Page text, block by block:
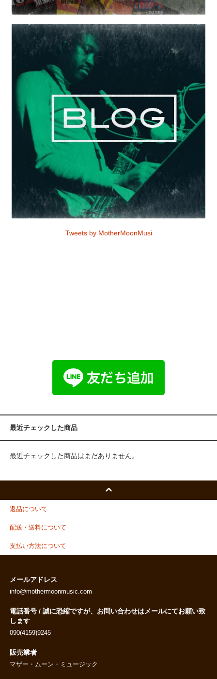
Tweets by MotherMoonMusi
最近チェックした商品
最近チェックした商品はまだありません。
返品について
配送・送料について
支払い方法について
メールアドレス
info@mothermoonmusic.com
電話番号 / 誠に恐縮ですが、お問い合わせはメールにてお願い致
します
090(4159)9245
販売業者
マザー・ムーン・ミュージック